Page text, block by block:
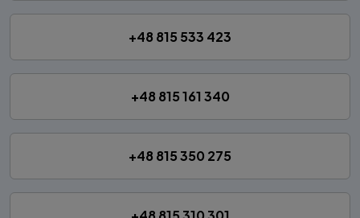
+48 815 533 423
+48 815 161 340
+48 815 350 275